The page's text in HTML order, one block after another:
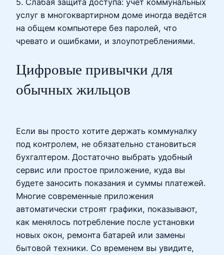
услуг в многоквартирном доме иногда ведётся
на общем компьютере без паролей, что
чревато и ошибками, и злоупотреблениями.
Цифровые привычки для
обычных жильцов
Если вы просто хотите держать коммуналку
под контролем, не обязательно становиться
бухгалтером. Достаточно выбрать удобный
сервис или простое приложение, куда вы
будете заносить показания и суммы платежей.
Многие современные приложения
автоматически строят графики, показывают,
как менялось потребление после установки
новых окон, ремонта батарей или замены
бытовой техники. Со временем вы увидите,